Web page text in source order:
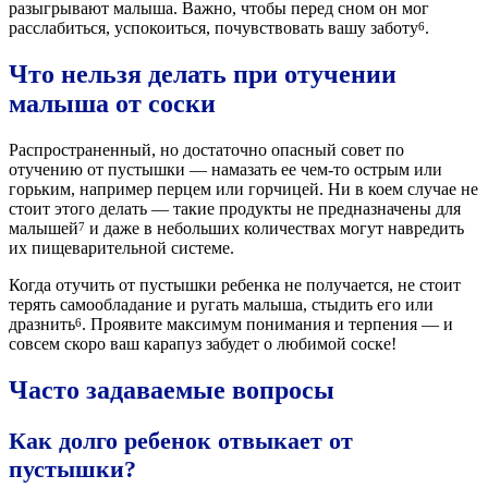
разыгрывают малыша. Важно, чтобы перед сном он мог
расслабиться, успокоиться, почувствовать вашу заботу6.
Что нельзя делать при отучении
малыша от соски
Распространенный, но достаточно опасный совет по
отучению от пустышки — намазать ее чем-то острым или
горьким, например перцем или горчицей. Ни в коем случае не
стоит этого делать — такие продукты не предназначены для
малышей7 и даже в небольших количествах могут навредить
их пищеварительной системе.
Когда отучить от пустышки ребенка не получается, не стоит
терять самообладание и ругать малыша, стыдить его или
дразнить6. Проявите максимум понимания и терпения — и
совсем скоро ваш карапуз забудет о любимой соске!
Часто задаваемые вопросы
Как долго ребенок отвыкает от
пустышки?